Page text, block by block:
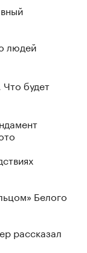
людей
будет
Белого
рассказал